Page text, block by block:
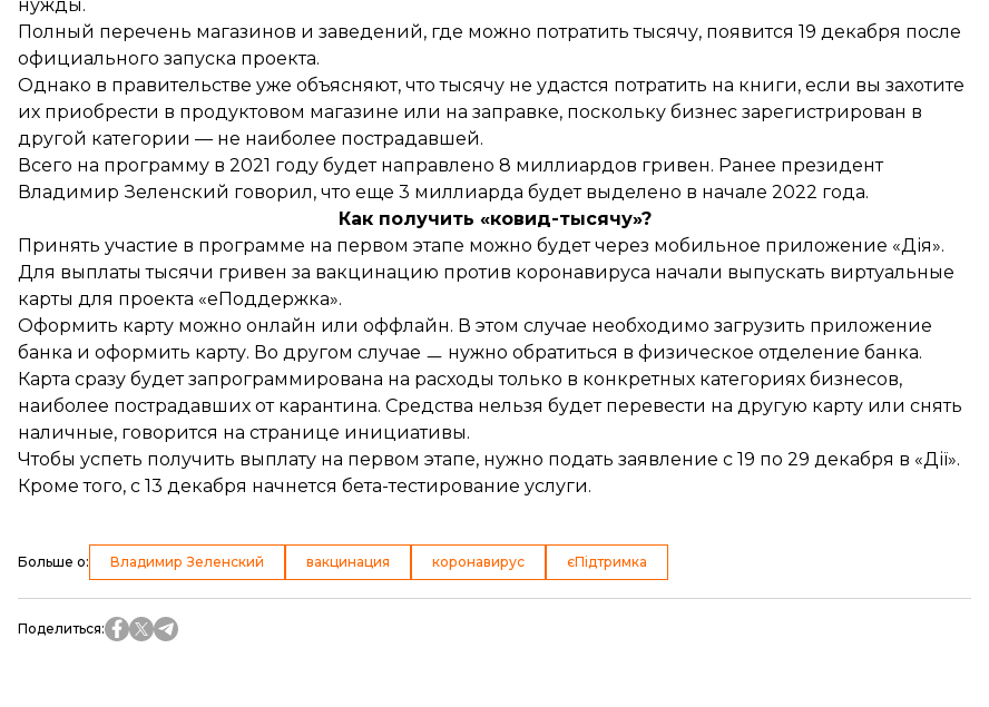
нужды.
Полный перечень магазинов и заведений, где можно потратить тысячу, появится 19 декабря после
официального запуска проекта.
Однако в правительстве уже объясняют, что тысячу не удастся потратить на книги, если вы захотите
их приобрести в продуктовом магазине или на заправке, поскольку бизнес зарегистрирован в
другой категории — не наиболее пострадавшей.
Всего на программу в 2021 году будет направлено 8 миллиардов гривен. Ранее президент
Владимир Зеленский говорил, что еще 3 миллиарда будет выделено в начале 2022 года.
Как получить «ковид-тысячу»?
Принять участие в программе на первом этапе можно будетчерез мобильное приложение «Дія».
Для выплаты тысячи гривен за вакцинацию против коронавируса начали выпускать виртуальные
карты для проекта «еПоддержка».
Оформить карту можно онлайн или оффлайн. В этом случае необходимо загрузить приложение
банка и оформить карту. Во другом случае ㅡ нужно обратиться в физическое отделение банка.
Карта сразу будет запрограммирована на расходы только в конкретных категориях бизнесов,
наиболее пострадавших от карантина. Средства нельзя будет перевести на другую карту или снять
наличные, говорится на странице инициативы.
Чтобы успеть получить выплату на первом этапе, нужно подать заявление с 19 по 29 декабря в «Дії».
Кроме того, с 13 декабря начнется бета-тестирование услуги.
Больше о: Владимир Зеленский вакцинация коронавирус єПідтримка
Поделиться: